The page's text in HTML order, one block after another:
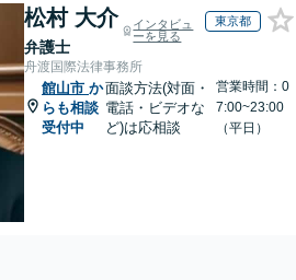
松村 大介
弁護士
インタビュ
ーを見る
東京都
舟渡国際法律事務所
館山市 か
らも相談
受付中
面談方法(対面・
電話・ビデオな
ど)は応相談
営業時間：0
7:00~23:00
（平日）